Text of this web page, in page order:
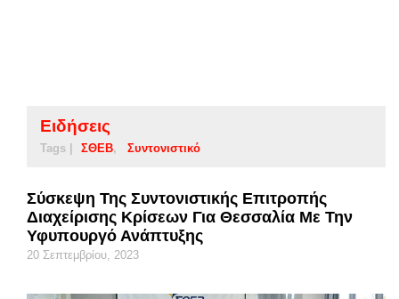
Ειδήσεις
Tags | ΣΘΕΒ Συντονιστικό
Σύσκεψη Της Συντονιστικής Επιτροπής
Διαχείρισης Κρίσεων Για Θεσσαλία Με Την
Υφυπουργό Ανάπτυξης
20 Σεπτεμβρίου, 2023